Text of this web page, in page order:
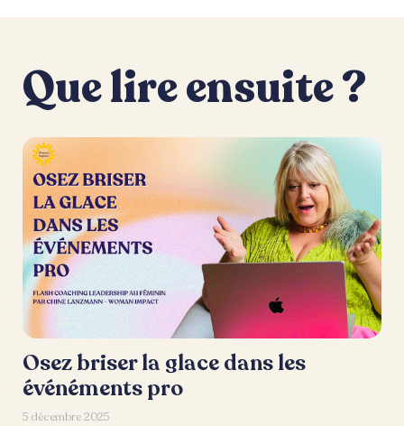
Que lire ensuite ?
Osez briser la glace dans les
événéments pro
5 décembre 2025